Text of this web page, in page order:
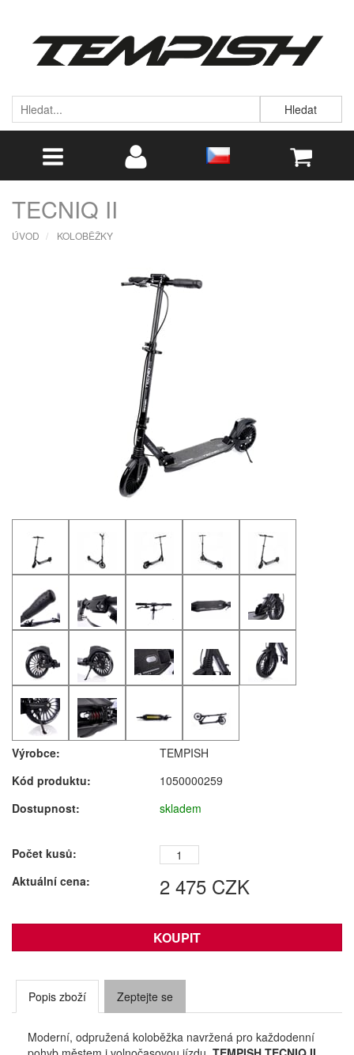
Hledat
TECNIQ II
ÚVOD KOLOBĚŽKY
Výrobce:
TEMPISH
Kód produktu:
1050000259
Dostupnost:
skladem
Počet kusů:
Aktuální cena:
2 475 CZK
Popis zboží Zeptejte se
Moderní, odpružená koloběžka navržená pro každodenní